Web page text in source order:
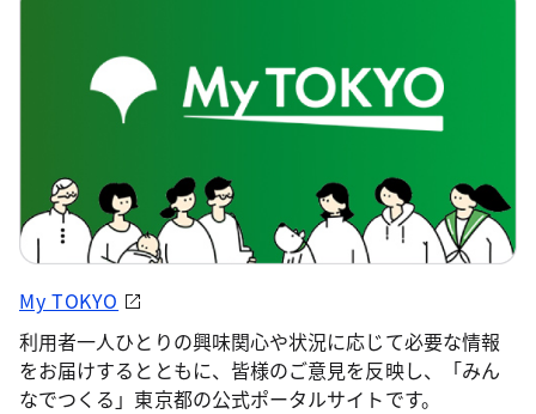
My TOKYO
利用者一人ひとりの興味関心や状況に応じて必要な情報
をお届けするとともに、皆様のご意見を反映し、「みん
なでつくる」東京都の公式ポータルサイトです。